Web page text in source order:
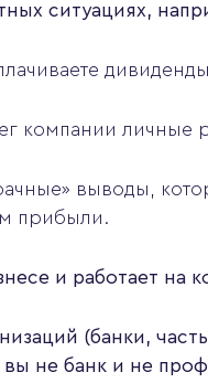
ситуациях,
компании личные
выводы,
прибыли.
и работает на
(банки,
не банк и не